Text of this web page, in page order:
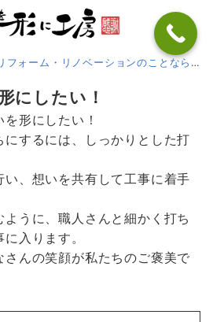
フォーム・リノベーションのことなら
にしたい！
形にしたい！
するには、しっかりとした打
、想いを共有して工事に着手
うに、職人さんと細かく打ち
入ります。
んの笑顔が私たちのご褒美で